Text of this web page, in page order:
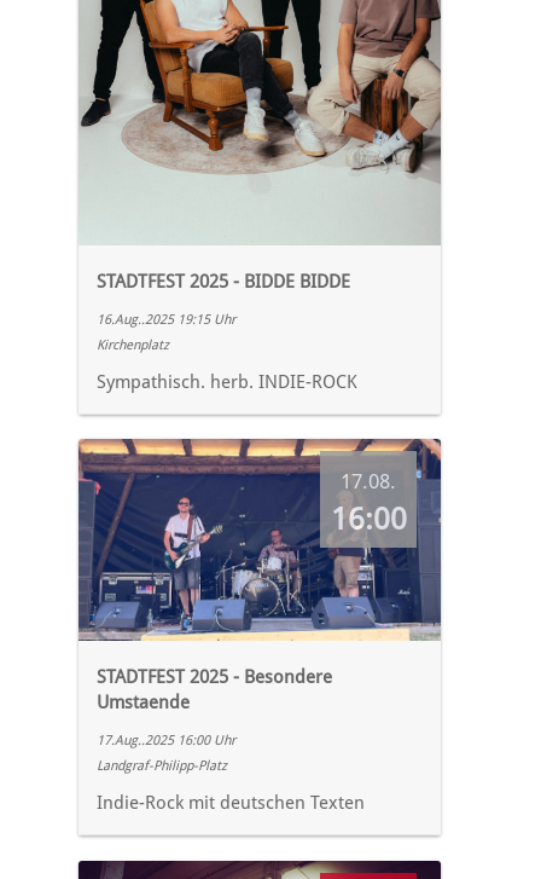
STADTFEST 2025 - BIDDE BIDDE
16.Aug..2025 19:15 Uhr
Kirchenplatz
Sympathisch. herb. INDIE-ROCK
17.08.
16:00
STADTFEST 2025 - Besondere
Umstaende
17.Aug..2025 16:00 Uhr
Landgraf-Philipp-Platz
Indie-Rock mit deutschen Texten